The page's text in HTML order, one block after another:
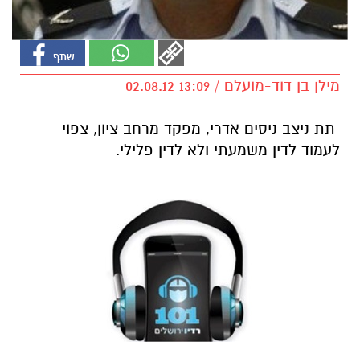
מילן בן דוד-מועלם / 13:09 02.08.12
תת ניצב ניסים אדרי, מפקד מרחב ציון, צפוי
לעמוד לדין משמעתי ולא לדין פלילי.